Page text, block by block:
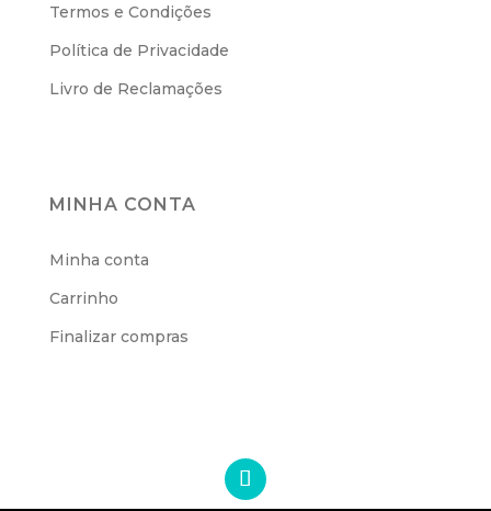
Termos e Condições
Política de Privacidade
Livro de Reclamações
MINHA CONTA
Minha conta
Carrinho
Finalizar compras